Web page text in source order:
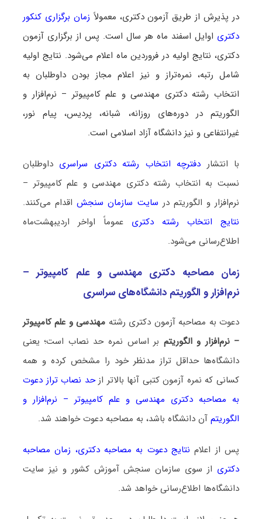
در پذیرش از طریق آزمون دکتری، معمولاً زمان برگزاری کنکور
دکتری اوایل اسفند ماه هر سال است. پس از برگزاری آزمون
دکتری، نتایج اولیه در فروردین ماه اعلام می‌شود. نتایج اولیه
شامل رتبه، نمره‌تراز و نیز اعلام مجاز بودن داوطلبان به
انتخاب رشته دکتری مهندسی و علم کامپیوتر – نرم‌افزار و
الگوریتم در دوره‌های روزانه، شبانه، پردیس، پیام نور،
غیرانتفاعی و نیز دانشگاه آزاد اسلامی است.
با انتشار دفترچه انتخاب رشته دکتری سراسری داوطلبان
نسبت به انتخاب رشته دکتری مهندسی و علم کامپیوتر –
نرم‌افزار و الگوریتم در سایت سازمان سنجشاقدام می‌کنند.
نتایج انتخاب رشته دکتری عموماً اواخر اردیبهشت‌ماه
اطلاع‌رسانی می‌شود.
زمان مصاحبه دکتری مهندسی و علم کامپیوتر –
نرم‌افزار و الگوریتم دانشگاه‌های سراسری
دعوت به مصاحبه آزمون دکتری رشته مهندسی و علم کامپیوتر
– نرم‌افزار و الگوریتم بر اساس نمره حد نصاب است؛ یعنی
دانشگاه‌ها حداقل تراز مدنظر خود را مشخص کرده و همه
کسانی که نمره آزمون کتبی آنها بالاتر ازحد نصاب تراز دعوت
به مصاحبه دکتری مهندسی و علم کامپیوتر – نرم‌افزار و
الگوریتم آن دانشگاه باشد، به مصاحبه دعوت خواهند شد.
پس از اعلام نتایج دعوت به مصاحبه دکتری، زمان مصاحبه
دکتری از سوی سازمان سنجش آموزش کشور و نیز سایت
دانشگاه‌ها اطلاع‌رسانی خواهد شد.